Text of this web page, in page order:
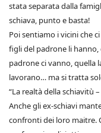
stata separata dalla
schiava, punto e basta!
Poi sentiamo i vicini che
figli del padrone li
padrone ci vanno, quella
lavorano… ma si tratta
“La realtà della schiavitù
Anche gli ex-schiavi
confronti dei loro maitre.